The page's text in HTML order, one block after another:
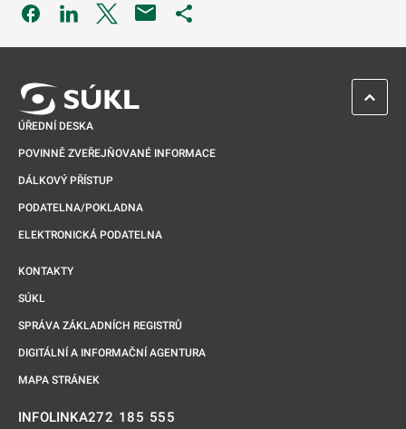
Odkaz se otevře na nové kartě
Odkaz se otevře na nové kartě
Odkaz se otevře na nové kartě
ÚŘEDNÍ DESKA
POVINNĚ ZVEŘEJŇOVANÉ INFORMACE
DÁLKOVÝ PŘÍSTUP
PODATELNA/POKLADNA
ELEKTRONICKÁ PODATELNA
KONTAKTY
SÚKL
SPRÁVA ZÁKLADNÍCH REGISTRŮ
DIGITÁLNÍ A INFORMAČNÍ AGENTURA
MAPA STRÁNEK
INFOLINKA272 185 555
ZPĚT